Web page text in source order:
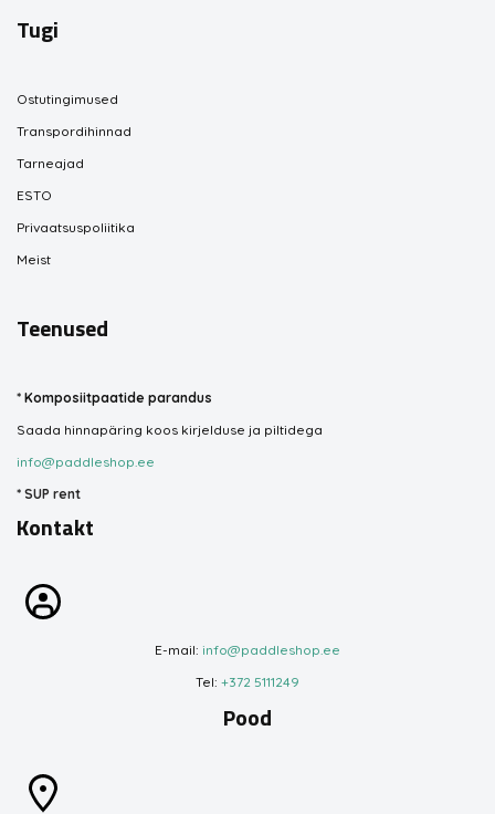
Tugi
Ostutingimused
Transpordihinnad
Tarneajad
ESTO
Privaatsuspoliitika
Meist
Teenused
* Komposiitpaatide parandus
Saada hinnapäring koos kirjelduse ja piltidega
info@paddleshop.ee
* SUP rent
Kontakt
E-mail: info@paddleshop.ee
Tel: +372 5111249
Pood